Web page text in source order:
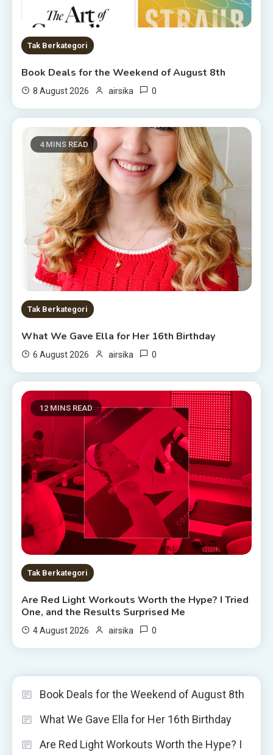
Tak Berkategori
Book Deals for the Weekend of August 8th
8 August 2026 airsika 0
4 MINS READ
Tak Berkategori
What We Gave Ella for Her 16th Birthday
6 August 2026 airsika 0
12 MINS READ
Tak Berkategori
Are Red Light Workouts Worth the Hype? I Tried
One, and the Results Surprised Me
4 August 2026 airsika 0
Book Deals for the Weekend of August 8th
What We Gave Ella for Her 16th Birthday
Are Red Light Workouts Worth the Hype? I